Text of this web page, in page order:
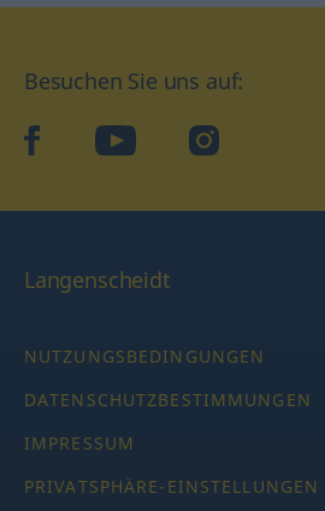
Besuchen Sie uns auf:
facebookYouTube Instagram
Langenscheidt
NUTZUNGSBEDINGUNGEN
DATENSCHUTZBESTIMMUNGEN
IMPRESSUM
PRIVATSPHÄRE-EINSTELLUNGEN